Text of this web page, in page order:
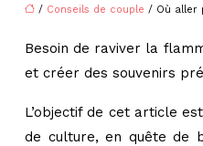
/ Conseils de couple / Où aller
Besoin de raviver la
et créer des souvenirs
L’objectif de cet article
de culture, en quête de